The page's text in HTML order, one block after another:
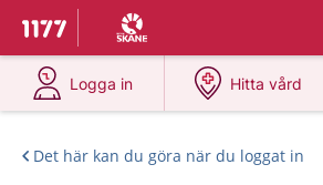
Till startsidan för 1177
Du har valt region
Logga in
på 1177.se
Hitta vård
på 1177.se
Det här kan du göra när du loggat in